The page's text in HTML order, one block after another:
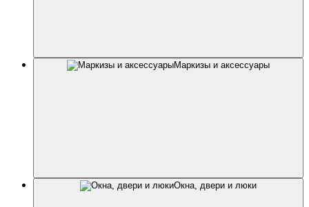
Маркизы и аксессуары
Окна, двери и люки